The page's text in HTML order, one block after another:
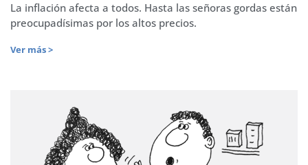
La inflación afecta a todos. Hasta las señoras gordas están
preocupadísimas por los altos precios.
Ver más >